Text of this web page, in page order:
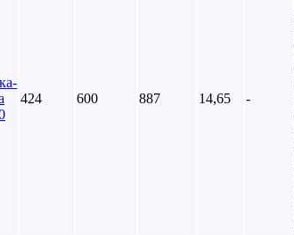
424 600 887 14,65 -